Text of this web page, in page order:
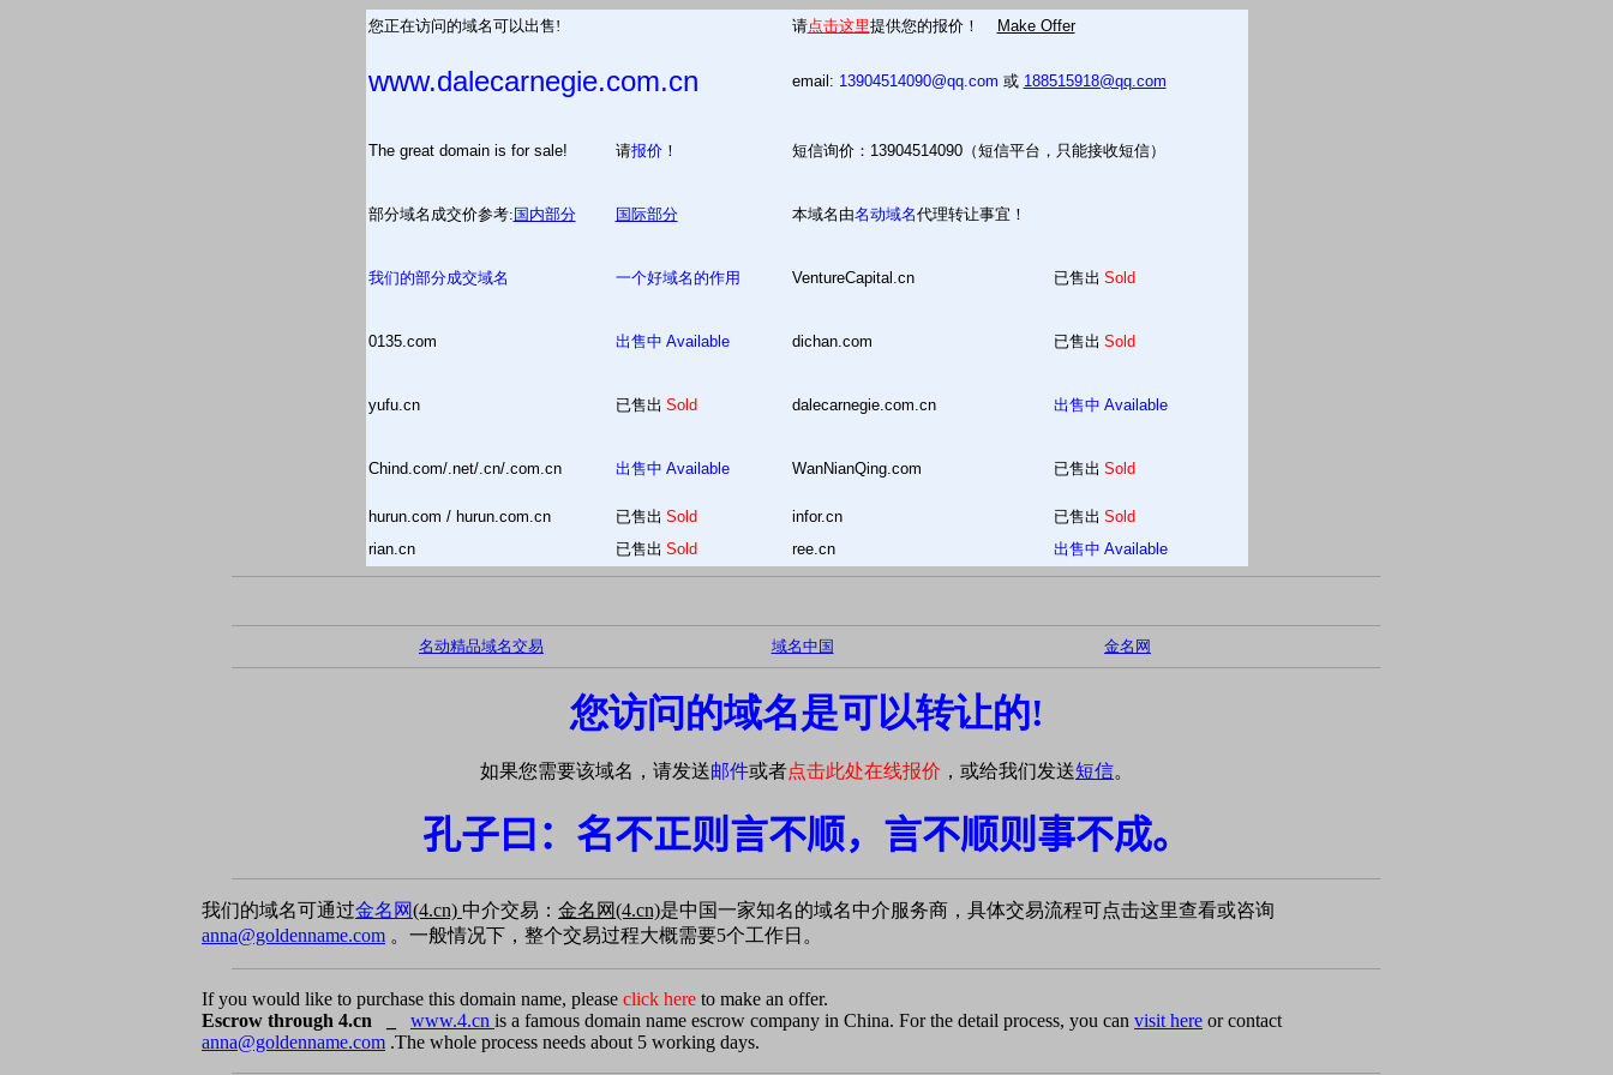
您正在访问的域名可以出售! 请点击这里提供您的报价！ Make Offer
www.dalecarnegie.com.cn email: 13904514090@qq.com 或 188515918@qq.com
The great domain is for sale! 请报价！ 短信询价：13904514090（短信平台，只能接收短信）
部分域名成交价参考: 国内部分 国际部分 本域名由名动域名代理转让事宜！
我们的部分成交域名 一个好域名的作用 VentureCapital.cn 已售出 Sold
0135.com 出售中 Available dichan.com 已售出 Sold
yufu.cn 已售出 Sold dalecarnegie.com.cn 出售中 Available
Chind.com/.net/.cn/.com.cn 出售中 Available WanNianQing.com 已售出 Sold
hurun.com / hurun.com.cn 已售出 Sold infor.cn 已售出 Sold
rian.cn
已售出 Sold ree.cn 出售中 Available
名动精品域名交易 域名中国 金名网
您访问的域名是可以转让的!
如果您需要该域名，请发送邮件或者点击此处在线报价 ，或给我们发送短信。
孔子曰：名不正则言不顺，言不顺则事不成。
我们的域名可通过金名网(4.cn) 中介交易： 金名网(4.cn)是中国一家知名的域名中介服务商，具体交易流程可点击这里查看或咨询
anna@goldenname.com 。一般情况下，整个交易过程大概需要5个工作日。
If you would like to purchase this domain name, please click here to make an offer.
Escrow through 4.cn _ www.4.cn is a famous domain name escrow company in China. For the detail process, you can visit here or contact
anna@goldenname.com .The whole process needs about 5 working days.